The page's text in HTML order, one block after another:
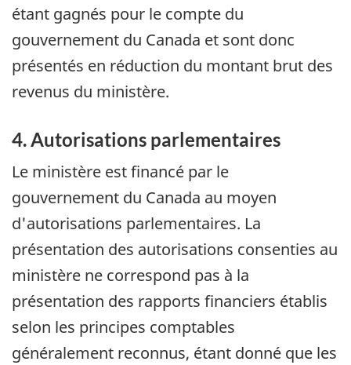
étant gagnés pour le compte du
gouvernement du Canada et sont donc
présentés en réduction du montant brut des
revenus du ministère.
4. Autorisations parlementaires
Le ministère est financé par le
gouvernement du Canada au moyen
d'autorisations parlementaires. La
présentation des autorisations consenties au
ministère ne correspond pas à la
présentation des rapports financiers établis
selon les principes comptables
généralement reconnus, étant donné que les